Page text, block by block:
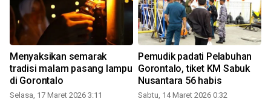
Menyaksikan semarak
tradisi malam pasang lampu
di Gorontalo
Selasa, 17 Maret 2026 3:11
Pemudik padati Pelabuhan
Gorontalo, tiket KM Sabuk
Nusantara 56 habis
Sabtu, 14 Maret 2026 0:32